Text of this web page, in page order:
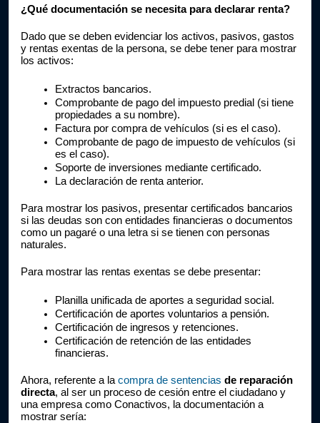
¿Qué documentación se necesita para declarar renta?
Dado que se deben evidenciar los activos, pasivos, gastos
y rentas exentas de la persona, se debe tener para mostrar
los activos:
Extractos bancarios.
Comprobante de pago del impuesto predial (si tiene
propiedades a su nombre).
Factura por compra de vehículos (si es el caso).
Comprobante de pago de impuesto de vehículos (si
es el caso).
Soporte de inversiones mediante certificado.
La declaración de renta anterior.
Para mostrar los pasivos, presentar certificados bancarios
si las deudas son con entidades financieras o documentos
como un pagaré o una letra si se tienen con personas
naturales.
Para mostrar las rentas exentas se debe presentar:
Planilla unificada de aportes a seguridad social.
Certificación de aportes voluntarios a pensión.
Certificación de ingresos y retenciones.
Certificación de retención de las entidades
financieras.
Ahora, referente a la compra de sentencias de reparación
directa, al ser un proceso de cesión entre el ciudadano y
una empresa como Conactivos, la documentación a
mostrar sería: